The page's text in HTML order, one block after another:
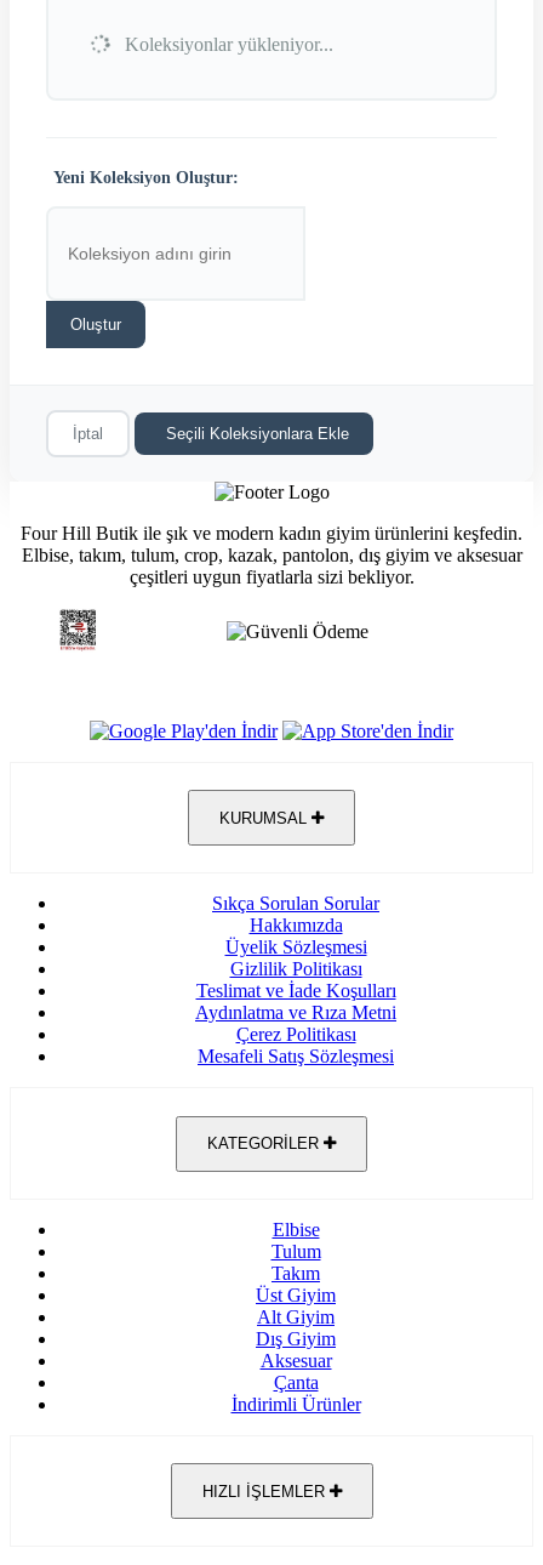
Koleksiyonlar yükleniyor...
Yeni Koleksiyon Oluştur:
Oluştur
İptal Seçili Koleksiyonlara Ekle
Four Hill Butik ile şık ve modern kadın giyim ürünlerini keşfedin.
Elbise, takım, tulum, crop, kazak, pantolon, dış giyim ve aksesuar
çeşitleri uygun fiyatlarla sizi bekliyor.
KURUMSAL
Sıkça Sorulan Sorular
Hakkımızda
Üyelik Sözleşmesi
Gizlilik Politikası
Teslimat ve İade Koşulları
Aydınlatma ve Rıza Metni
Çerez Politikası
Mesafeli Satış Sözleşmesi
KATEGORİLER
Elbise
Tulum
Takım
Üst Giyim
Alt Giyim
Dış Giyim
Aksesuar
Çanta
İndirimli Ürünler
HIZLI İŞLEMLER